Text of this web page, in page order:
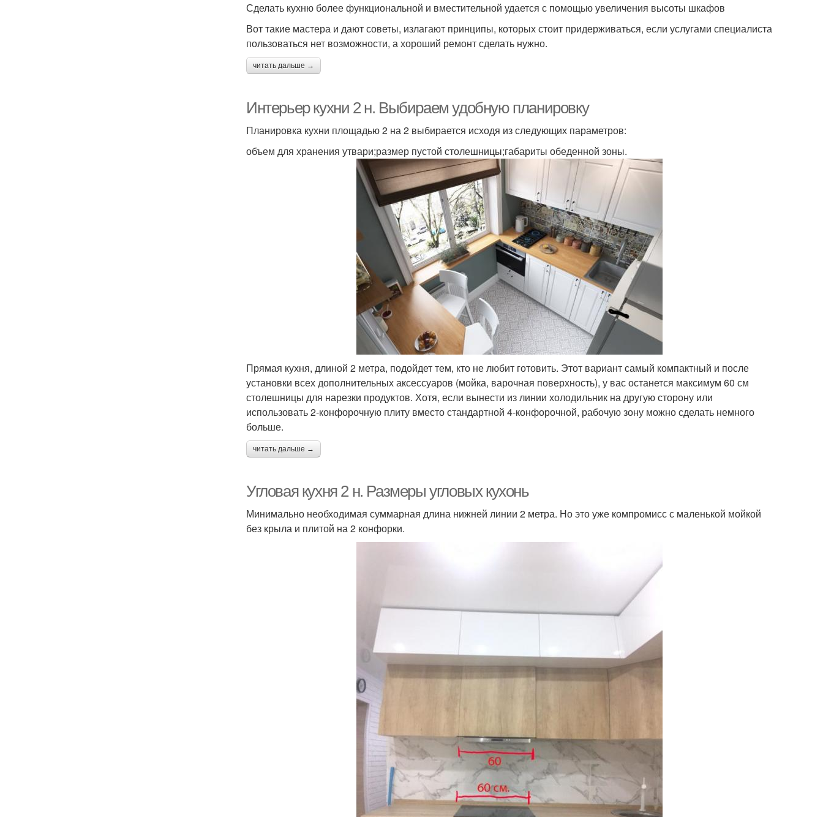
Сделать кухню более функциональной и вместительной удается с помощью увеличения высоты шкафов
Вот такие мастера и дают советы, излагают принципы, которых стоит придерживаться, если услугами специалиста
пользоваться нет возможности, а хороший ремонт сделать нужно.
читать дальше →
Интерьер кухни 2 н. Выбираем удобную планировку
Планировка кухни площадью 2 на 2 выбирается исходя из следующих параметров:
объем для хранения утвари;размер пустой столешницы;габариты обеденной зоны.
Прямая кухня, длиной 2 метра, подойдет тем, кто не любит готовить. Этот вариант самый компактный и после
установки всех дополнительных аксессуаров (мойка, варочная поверхность), у вас останется максимум 60 см
столешницы для нарезки продуктов. Хотя, если вынести из линии холодильник на другую сторону или
использовать 2-конфорочную плиту вместо стандартной 4-конфорочной, рабочую зону можно сделать немного
больше.
читать дальше →
Угловая кухня 2 н. Размеры угловых кухонь
Минимально необходимая суммарная длина нижней линии 2 метра. Но это уже компромисс с маленькой мойкой
без крыла и плитой на 2 конфорки.